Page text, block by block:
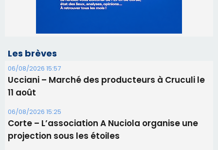
Les brèves
06/08/2026 15:57
Ucciani – Marché des producteurs à Cruculi le
11 août
06/08/2026 15:25
Corte – L’association A Nuciola organise une
projection sous les étoiles